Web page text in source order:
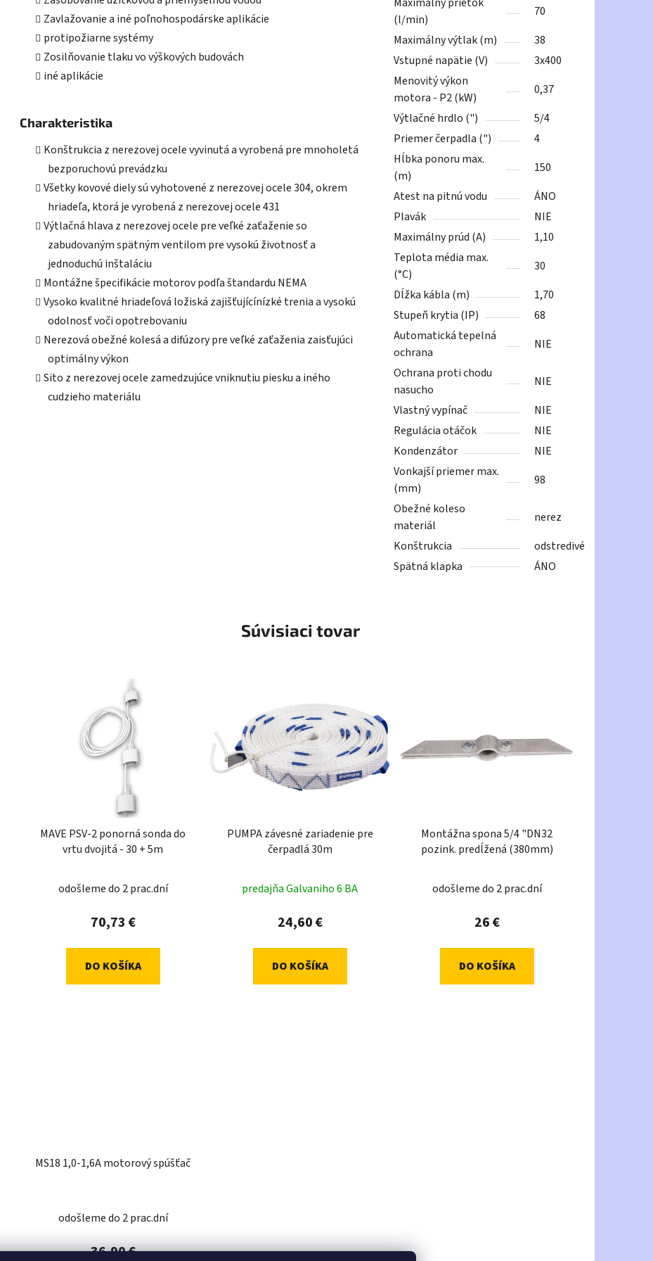
Zavlažovanie a iné poľnohospodárske aplikácie
protipožiarne systémy
Zosilňovanie tlaku vo výškových budovách
iné aplikácie
Charakteristika
Konštrukcia z nerezovej ocele vyvinutá a vyrobená pre mnoholetá
bezporuchovú prevádzku
Všetky kovové diely sú vyhotovené z nerezovej ocele 304, okrem
hriadeľa, ktorá je vyrobená z nerezovej ocele 431
Výtlačná hlava z nerezovej ocele pre veľké zaťaženie so
zabudovaným spätným ventilom pre vysokú životnosť a
jednoduchú inštaláciu
Montážne špecifikácie motorov podľa štandardu NEMA
Vysoko kvalitné hriadeľová ložiská zajišťujícínízké trenia a vysokú
odolnosť voči opotrebovaniu
Nerezová obežné kolesá a difúzory pre veľké zaťaženia zaisťujúci
optimálny výkon
Sito z nerezovej ocele zamedzujúce vniknutiu piesku a iného
cudzieho materiálu
(l/min)
70
Maximálny výtlak (m)
38
Vstupné napätie (V)
3x400
Menovitý výkon
motora - P2 (kW)
0,37
Výtlačné hrdlo (")
5/4
Priemer čerpadla (")
4
Hĺbka ponoru max.
(m)
150
Atest na pitnú vodu
ÁNO
Plavák
NIE
Maximálny prúd (A)
1,10
Teplota média max.
(°C)
30
Dĺžka kábla (m)
1,70
Stupeň krytia (IP)
68
Automatická tepelná
ochrana
NIE
Ochrana proti chodu
nasucho
NIE
Vlastný vypínač
NIE
Regulácia otáčok
NIE
Kondenzátor
NIE
Vonkajší priemer max.
(mm)
98
Obežné koleso
materiál
nerez
Konštrukcia
odstredivé
Spätná klapka
ÁNO
Súvisiaci tovar
MAVE PSV-2 ponorná sonda do
vrtu dvojitá - 30 + 5m
odošleme do 2 prac.dní
70,73 €
DO KOŠÍKA
PUMPA závesné zariadenie pre
čerpadlá 30m
predajňa Galvaniho 6 BA
24,60 €
DO KOŠÍKA
Montážna spona 5/4 "DN32
pozink. predĺžená (380mm)
odošleme do 2 prac.dní
26 €
DO KOŠÍKA
MS18 1,0-1,6A motorový spúšťač
odošleme do 2 prac.dní
36,90 €